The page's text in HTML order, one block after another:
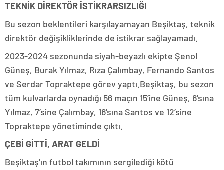
TEKNİK DİREKTÖR İSTİKRARSIZLIĞI
Bu sezon beklentileri karşılayamayan Beşiktaş, teknik
direktör değişikliklerinde de istikrar sağlayamadı.
2023-2024 sezonunda siyah-beyazlı ekipte Şenol
Güneş, Burak Yılmaz, Rıza Çalımbay, Fernando Santos
ve Serdar Topraktepe görev yaptı.Beşiktaş, bu sezon
tüm kulvarlarda oynadığı 56 maçın 15’ine Güneş, 6’sına
Yılmaz, 7’sine Çalımbay, 16’sına Santos ve 12’sine
Topraktepe yönetiminde çıktı.
ÇEBİ GİTTİ, ARAT GELDİ
Beşiktaş’ın futbol takımının sergilediği kötü